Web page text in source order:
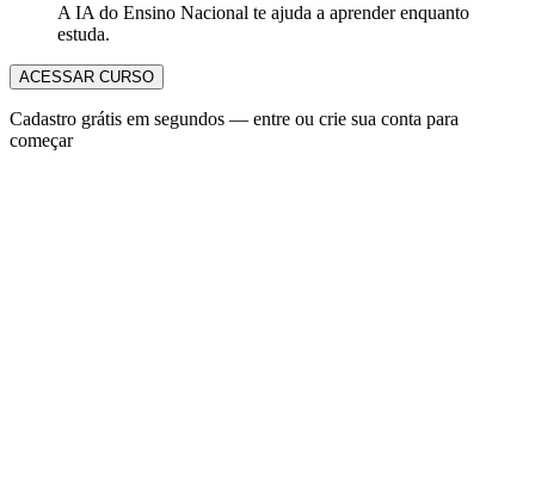
A IA do Ensino Nacional te ajuda a aprender enquanto
estuda.
ACESSAR CURSO
Cadastro grátis em segundos — entre ou crie sua conta para
começar